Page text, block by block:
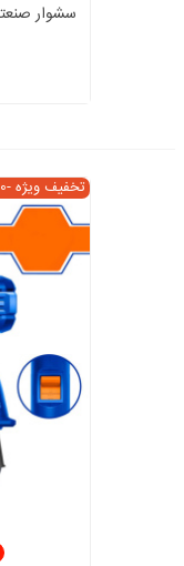
تخفیف ویژه-181,000 تومان